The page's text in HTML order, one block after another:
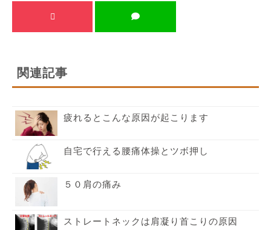
関連記事
疲れるとこんな原因が起こります
自宅で行える腰痛体操とツボ押し
５０肩の痛み
ストレートネックは肩凝り首こりの原因